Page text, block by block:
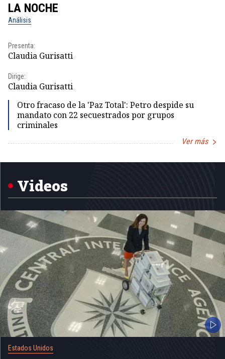
LA NOCHE
Análisis
Presenta:
Claudia Gurisatti
Dirige:
Claudia Gurisatti
Otro fracaso de la 'Paz Total': Petro despide su
mandato con 22 secuestrados por grupos
criminales
Ver más
Videos
Estados Unidos